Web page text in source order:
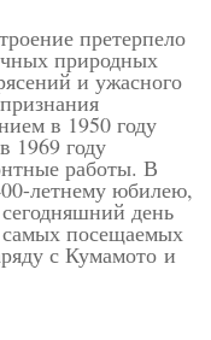
претерпело
природных
и ужасного
в 1950 году
1969 году
работы. В
летнему юбилею,
день
самых посещаемых
с Кумамото и